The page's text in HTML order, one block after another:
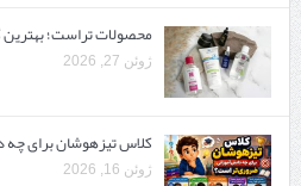
محصولات تراست؛
ژوئن 27, 2026
کلاس تیزهوشان برای
ژوئن 16, 2026